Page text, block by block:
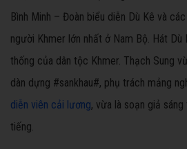
Bình Minh – Đoàn biểu diễn Dù Kê và
người Khmer lớn nhất ở Nam Bộ. Hát Dù
thống của dân tộc Khmer. Thạch Sung
dàn dựng #sankhau#, phụ trách mảng
diễn viên cải lương, vừa là soạn giả
tiếng.